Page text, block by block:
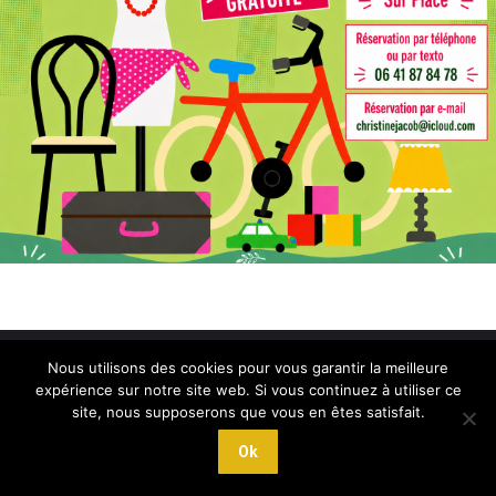
Liens utiles
Nous utilisons des cookies pour vous garantir la meilleure
expérience sur notre site web. Si vous continuez à utiliser ce
site, nous supposerons que vous en êtes satisfait.
Ok